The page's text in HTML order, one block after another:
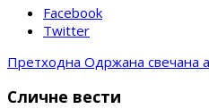
Facebook
Twitter
Претходна Одржана свечана
Сличне вести